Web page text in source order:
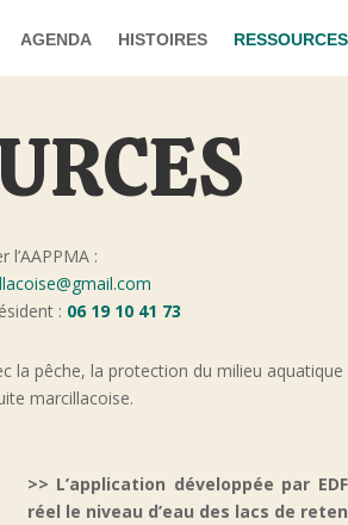
AGENDA HISTOIRES RESSOURCES
l’AAPPMA :
: 06 19 10 41 73
la pêche, la protection du milieu
marcillacoise.
>> L’application développée par
réel le niveau d’eau des lacs de